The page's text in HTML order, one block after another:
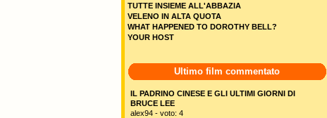
TUTTE INSIEME ALL'ABBAZIA
VELENO IN ALTA QUOTA
WHAT HAPPENED TO DOROTHY BELL?
YOUR HOST
Ultimo film commentato
IL PADRINO CINESE E GLI ULTIMI GIORNI DI
BRUCE LEE
alex94 - voto: 4